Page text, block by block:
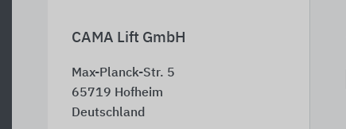
CAMA Lift GmbH
Max-Planck-Str. 5
65719 Hofheim
Deutschland